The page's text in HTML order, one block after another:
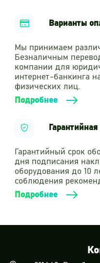
Варианты
Мы принимаем
Безналичным
компании для
интернет-банкинга
физических лиц.
Подробнее
Гарантийный срок
дня подписания
оборудования до 10
соблюдения
Подробнее